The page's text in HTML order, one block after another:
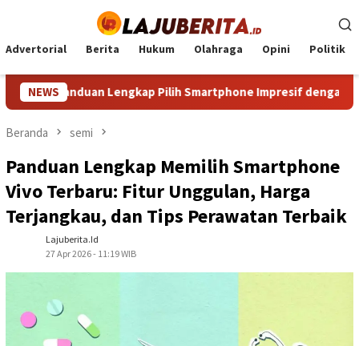
konten
Advertorial Berita Hukum Olahraga Opini Politik
NEWS
Pilih Smartphone Impresif dengan Kualitas Unggul dan
Beranda semi
Panduan Lengkap Memilih Smartphone
Vivo Terbaru: Fitur Unggulan, Harga
Terjangkau, dan Tips Perawatan Terbaik
Lajuberita.id
27 Apr 2026 - 11:19 WIB